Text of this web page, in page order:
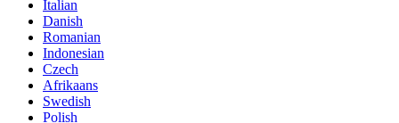
Italian
Danish
Romanian
Indonesian
Czech
Afrikaans
Swedish
Polish